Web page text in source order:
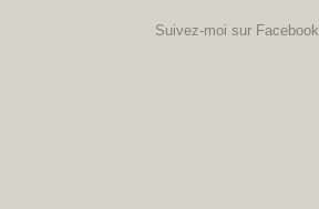
Suivez-moi sur Facebook